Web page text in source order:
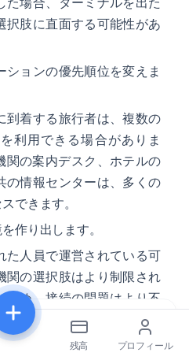
択肢に直面する可能性があ
ションの優先順位を変えま
到着する旅行者は、複数の
利用できる場合がありま
関の案内デスク、ホテルの
の情報センターは、多くの
できます。
作り出します。
た人員で運営されている可
関の選択肢はより制限され
ため、接続の問題はより不
ぐに使用できるeSIMを持
残高 プロフィール